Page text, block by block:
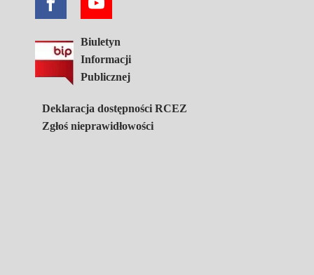
Biuletyn
Informacji
Publicznej
Deklaracja dostępności RCEZ
Zgłoś nieprawidłowości